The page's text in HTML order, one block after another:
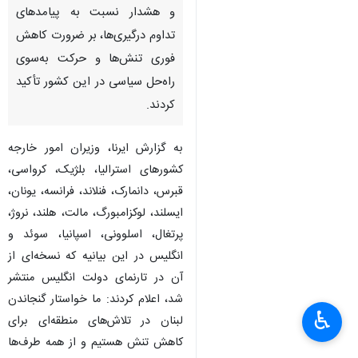
و هشدار نسبت به پیامدهای
تداوم درگیری‌ها، بر ضرورت کاهش
فوری تنش‌ها و حرکت به‌سوی
راه‌حل سیاسی در این کشور تأکید
کردند.
به گزارش ایرنا، وزیران امور خارجه
کشورهای استرالیا، بلژیک، کرواسی،
قبرس، دانمارک، فنلاند، فرانسه، یونان،
ایسلند، لوکزامبورگ، مالت، هلند، نروژ،
پرتغال، اسلوونی، اسپانیا، سوئد و
انگلیس در این بیانیه که نسخه‌ای از
آن در تارنمای دولت انگلیس منتشر
شد، اعلام کردند: ما خواستار گنجاندن
لبنان در تلاش‌های منطقه‌ای برای
کاهش تنش هستیم و از همه طرف‌ها
♿︎